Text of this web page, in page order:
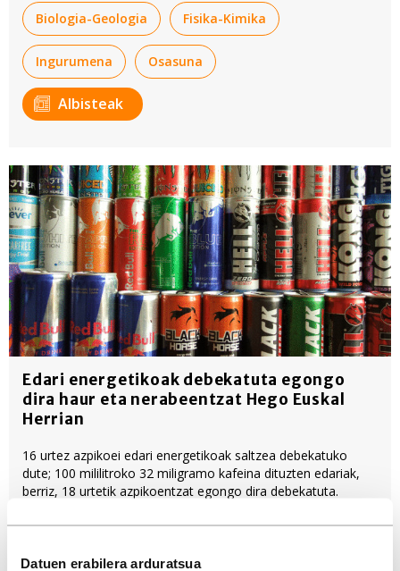
Datuen erabilera arduratsua
erantzun die BERRIAk.
Biologia-Geologia Fisika-Kimika
Ingurumena Osasuna
Albisteak
Edari energetikoak debekatuta egongo
dira haur eta nerabeentzat Hego Euskal
Herrian
16 urtez azpikoei edari energetikoak saltzea debekatuko
dute; 100 mililitroko 32 miligramo kafeina dituzten edariak,
berriz, 18 urtetik azpikoentzat egongo dira debekatuta.